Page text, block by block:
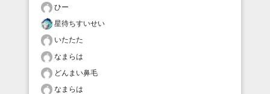
ひー
星待ちすいせい
いたたた
なまらは
どんまい鼻毛
なまらは